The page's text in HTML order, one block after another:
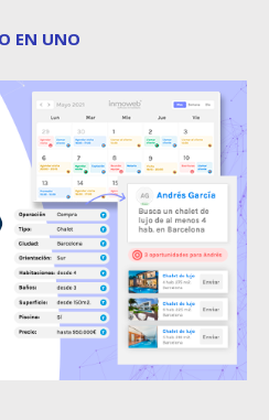
EN UNO